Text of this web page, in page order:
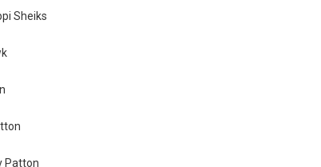
Sheiks
Patton